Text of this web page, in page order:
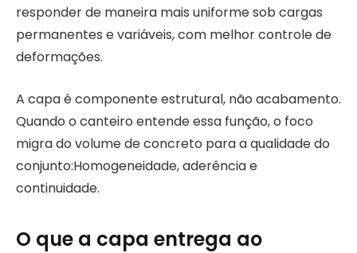
responder de maneira mais uniforme sob cargas
permanentes e variáveis, com melhor controle de
deformações.
A capa é componente estrutural, não acabamento.
Quando o canteiro entende essa função, o foco
migra do volume de concreto para a qualidade do
conjunto:Homogeneidade, aderência e
continuidade.
O que a capa entrega ao